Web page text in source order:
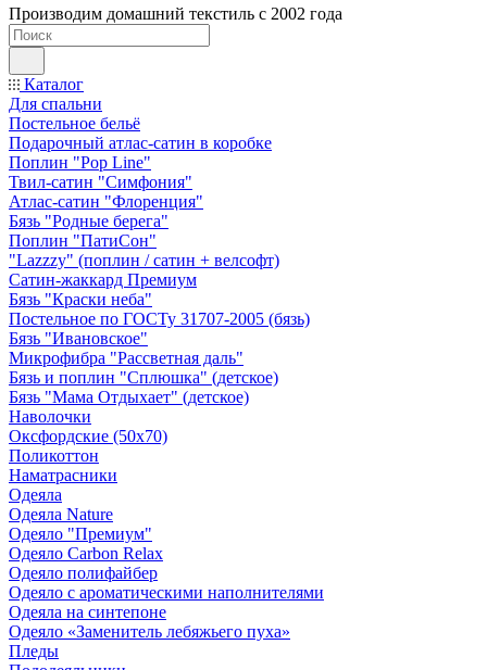
Производим домашний текстиль с 2002 года
Каталог
Для спальни
Постельное бельё
Подарочный атлас-сатин в коробке
Поплин "Pop Line"
Твил-сатин "Симфония"
Атлас-сатин "Флоренция"
Бязь "Родные берега"
Поплин "ПатиСон"
"Lazzzy" (поплин / сатин + велсофт)
Сатин-жаккард Премиум
Бязь "Краски неба"
Постельное по ГОСТу 31707-2005 (бязь)
Бязь "Ивановское"
Микрофибра "Рассветная даль"
Бязь и поплин "Сплюшка" (детское)
Бязь "Мама Отдыхает" (детское)
Наволочки
Оксфордские (50х70)
Поликоттон
Наматрасники
Одеяла
Одеяла Nature
Одеяло "Премиум"
Одеяло Carbon Relax
Одеяло полифайбер
Одеяло с ароматическими наполнителями
Одеяла на синтепоне
Одеяло «Заменитель лебяжьего пуха»
Пледы